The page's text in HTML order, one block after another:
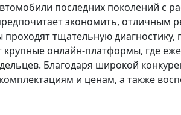
последних поколений с
экономить, отличным
тщательную диагностику,
онлайн-платформы, где
Благодаря широкой
и ценам, а также